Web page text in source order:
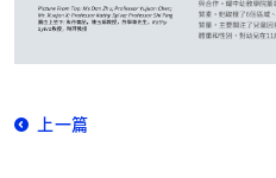
上一篇